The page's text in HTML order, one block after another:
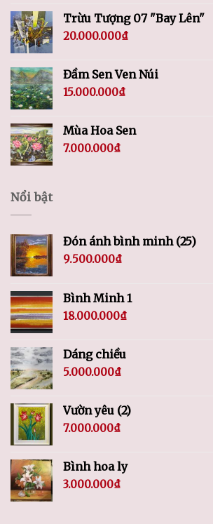
Trừu Tượng 07 "Bay Lên"
20.000.000₫
Đầm Sen Ven Núi
15.000.000₫
Mùa Hoa Sen
7.000.000₫
Nổi bật
Đón ánh bình minh (25)
9.500.000₫
Bình Minh 1
18.000.000₫
Dáng chiều
5.000.000₫
Vườn yêu (2)
7.000.000₫
Bình hoa ly
3.000.000₫